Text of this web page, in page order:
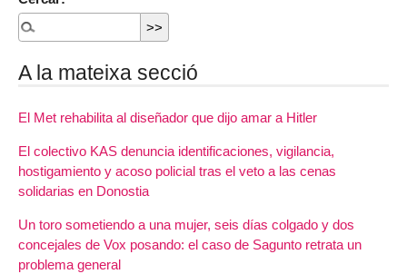
A la mateixa secció
El Met rehabilita al diseñador que dijo amar a Hitler
El colectivo KAS denuncia identificaciones, vigilancia,
hostigamiento y acoso policial tras el veto a las cenas
solidarias en Donostia
Un toro sometiendo a una mujer, seis días colgado y dos
concejales de Vox posando: el caso de Sagunto retrata un
problema general